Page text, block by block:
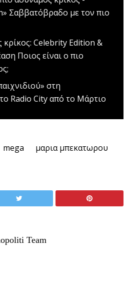
Σαββατόβραδο με τον πιο
Celebrity Edition &
Ποιος είναι ο πιο
στη
Radio City από το Μάρτιο
mega
μαρια μπεκατωρου
Team